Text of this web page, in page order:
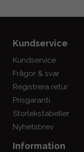
Kundservice
Kundservice
Frågor & svar
Registrera retur
Prisgaranti
Storlekstabeller
Nyhetsbrev
Information